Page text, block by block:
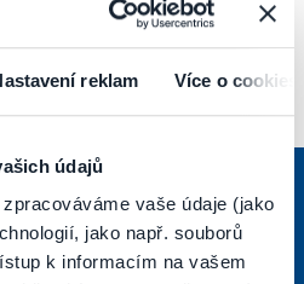
reklam Více o cookies
údajů
zpracováváme vaše údaje (jako
jako např. souborů
k informacím na vašem
ODBERU NOVINIEK